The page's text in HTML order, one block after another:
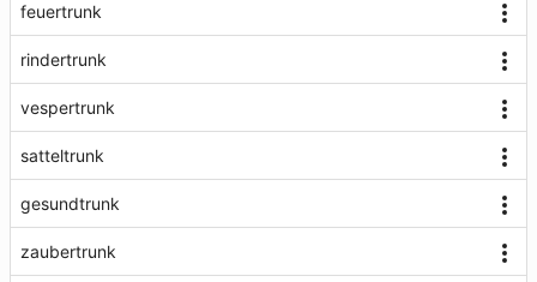
feuertrunk
rindertrunk
vespertrunk
satteltrunk
gesundtrunk
zaubertrunk